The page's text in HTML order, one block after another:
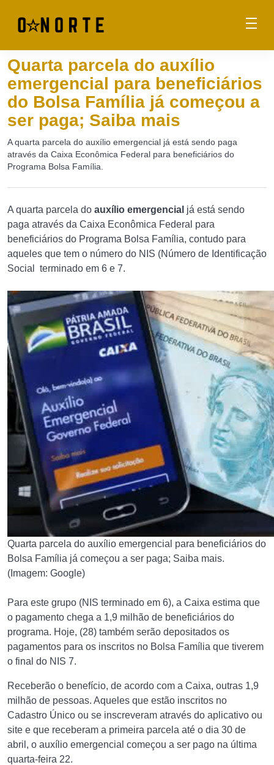
Quarta parcela do auxílio
emergencial para beneficiários
do Bolsa Família já começou a
ser paga; Saiba mais
A quarta parcela do auxílio emergencial já está sendo paga
através da Caixa Econômica Federal para beneficiários do
Programa Bolsa Família.
A quarta parcela do auxílio emergencial já está sendo
paga através da Caixa Econômica Federal para
beneficiários do Programa Bolsa Família, contudo para
aqueles que tem o número do NIS (Número de Identificação
Social terminado em 6 e 7.
Quarta parcela do auxílio emergencial para beneficiários do
Bolsa Família já começou a ser paga; Saiba mais.
(Imagem: Google)
Para este grupo (NIS terminado em 6), a Caixa estima que
o pagamento chega a 1,9 milhão de beneficiários do
programa. Hoje, (28) também serão depositados os
pagamentos para os inscritos no Bolsa Família que tiverem
o final do NIS 7.
Receberão o benefício, de acordo com a Caixa, outras 1,9
milhão de pessoas. Aqueles que estão inscritos no
Cadastro Único ou se inscreveram através do aplicativo ou
site e que receberam a primeira parcela até o dia 30 de
abril, o auxílio emergencial começou a ser pago na última
quarta-feira 22.